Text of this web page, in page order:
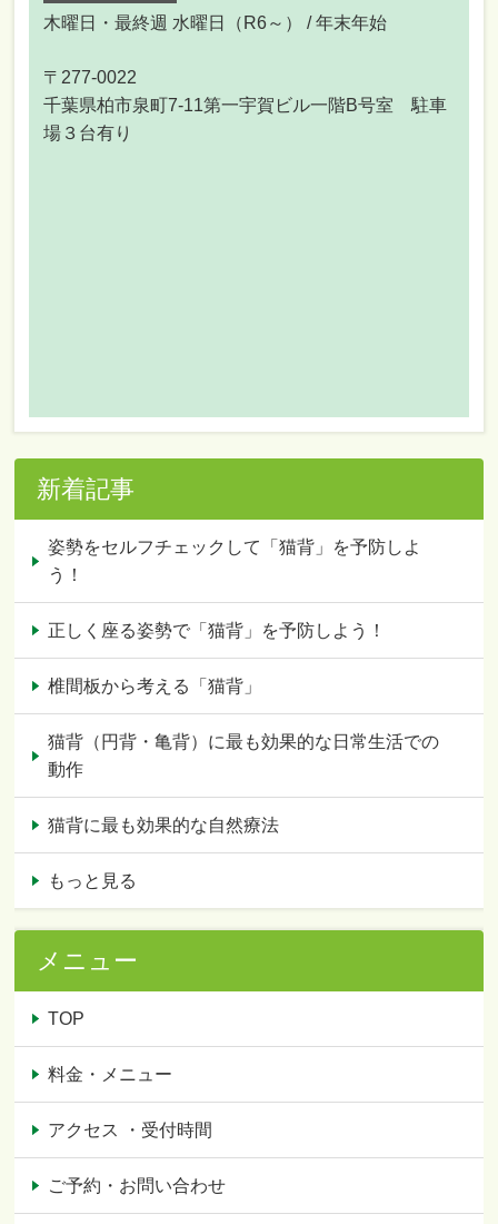
木曜日・最終週 水曜日（R6～） / 年末年始
〒277-0022
千葉県柏市泉町7-11第一宇賀ビル一階B号室 駐車
場３台有り
新着記事
姿勢をセルフチェックして「猫背」を予防しよ
う！
正しく座る姿勢で「猫背」を予防しよう！
椎間板から考える「猫背」
猫背（円背・亀背）に最も効果的な日常生活での
動作
猫背に最も効果的な自然療法
もっと見る
メニュー
TOP
料金・メニュー
アクセス ・受付時間
ご予約・お問い合わせ